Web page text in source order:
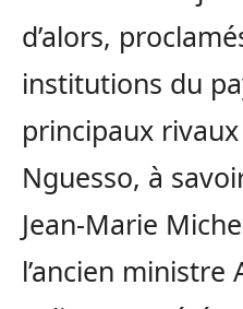
d’alors,
institutions du
principaux
Nguesso, à
Jean-Marie
l’ancien ministre